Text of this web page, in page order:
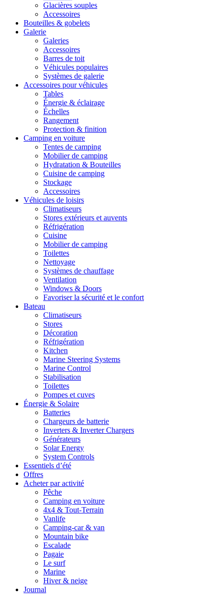
Glacières souples
Accessoires
Bouteilles & gobelets
Galerie
Galeries
Accessoires
Barres de toit
Véhicules populaires
Systèmes de galerie
Accessoires pour véhicules
Tables
Énergie & éclairage
Échelles
Rangement
Protection & finition
Camping en voiture
Tentes de camping
Mobilier de camping
Hydratation & Bouteilles
Cuisine de camping
Stockage
Accessoires
Véhicules de loisirs
Climatiseurs
Stores extérieurs et auvents
Réfrigération
Cuisine
Mobilier de camping
Toilettes
Nettoyage
Systèmes de chauffage
Ventilation
Windows & Doors
Favoriser la sécurité et le confort
Bateau
Climatiseurs
Stores
Décoration
Réfrigération
Kitchen
Marine Steering Systems
Marine Control
Stabilisation
Toilettes
Pompes et cuves
Énergie & Solaire
Batteries
Chargeurs de batterie
Inverters & Inverter Chargers
Générateurs
Solar Energy
System Controls
Essentiels d’été
Offres
Acheter par activité
Pêche
Camping en voiture
4x4 & Tout-Terrain
Vanlife
Camping-car & van
Mountain bike
Escalade
Pagaie
Le surf
Marine
Hiver & neige
Journal